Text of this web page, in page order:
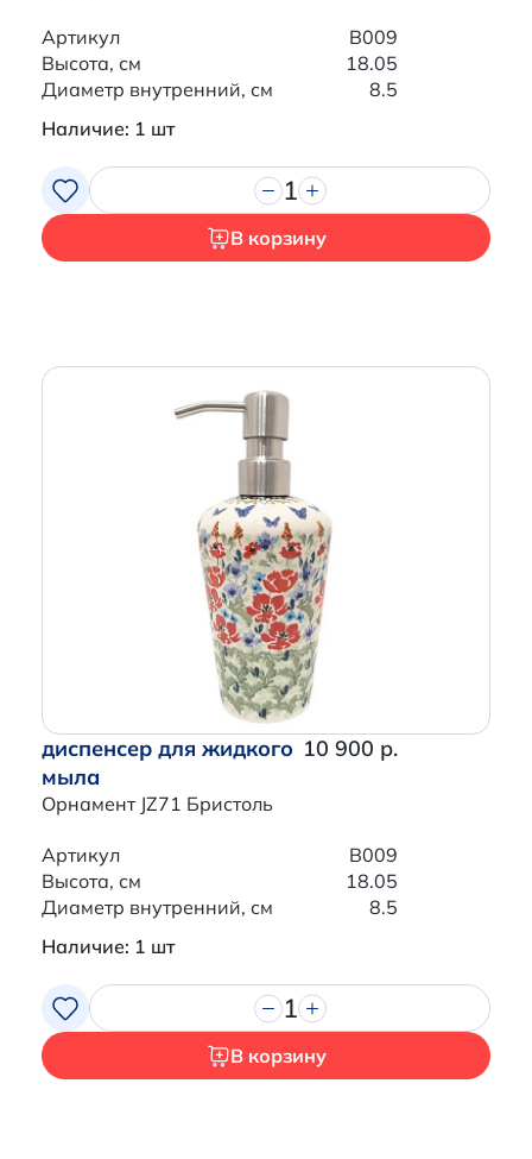
Артикул
B009
Высота, см
18.05
Диаметр внутренний, см
8.5
Наличие: 1 шт
1
В корзину
диспенсер для жидкого
мыла
Орнамент JZ71 Бристоль
10 900 р.
Артикул
B009
Высота, см
18.05
Диаметр внутренний, см
8.5
Наличие: 1 шт
1
В корзину